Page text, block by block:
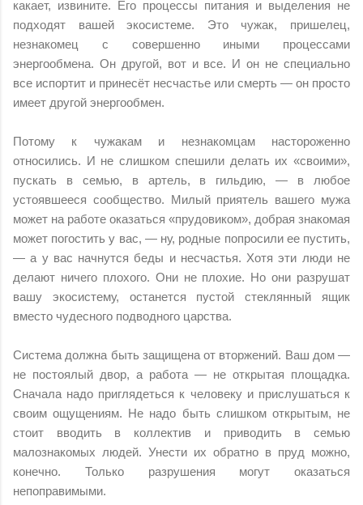
какает, извините. Его процессы питания и выделения не
подходят вашей экосистеме. Это чужак, пришелец,
незнакомец с совершенно иными процессами
энергообмена. Он другой, вот и все. И он не специально
все испортит и принесёт несчастье или смерть — он просто
имеет другой энергообмен.
Потому к чужакам и незнакомцам настороженно
относились. И не слишком спешили делать их «своими»,
пускать в семью, в артель, в гильдию, — в любое
устоявшееся сообщество. Милый приятель вашего мужа
может на работе оказаться «прудовиком», добрая знакомая
может погостить у вас, — ну, родные попросили ее пустить,
— а у вас начнутся беды и несчастья. Хотя эти люди не
делают ничего плохого. Они не плохие. Но они разрушат
вашу экосистему, останется пустой стеклянный ящик
вместо чудесного подводного царства.
Система должна быть защищена от вторжений. Ваш дом —
не постоялый двор, а работа — не открытая площадка.
Сначала надо приглядеться к человеку и прислушаться к
своим ощущениям. Не надо быть слишком открытым, не
стоит вводить в коллектив и приводить в семью
малознакомых людей. Унести их обратно в пруд можно,
конечно. Только разрушения могут оказаться
непоправимыми.